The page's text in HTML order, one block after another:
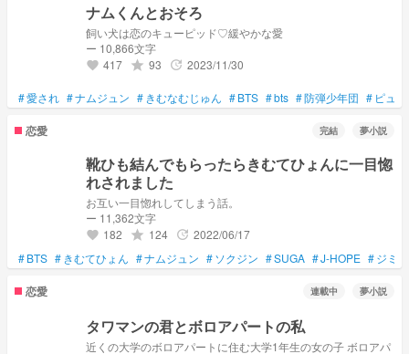
ナムくんとおそろ
飼い犬は恋のキューピッド♡緩やかな愛
ー 10,866文字
favorite 417 grade 93 update 2023/11/30
#愛され #ナムジュン # きむなむじゅん #BTS #bts #防弾少年団 # ピュア
恋愛 完結 夢小説
靴ひも結んでもらったらきむてひょんに一目惚
れされました
お互い一目惚れしてしまう話。
ー 11,362文字
favorite 182 grade 124 update 2022/06/17
#BTS # きむてひょん #ナムジュン #ソクジン #SUGA #J-HOPE #ジミン
恋愛 連載中 夢小説
タワマンの君とボロアパートの私
近くの大学のボロアパートに住む大学1年生の女の子 ボロアパ